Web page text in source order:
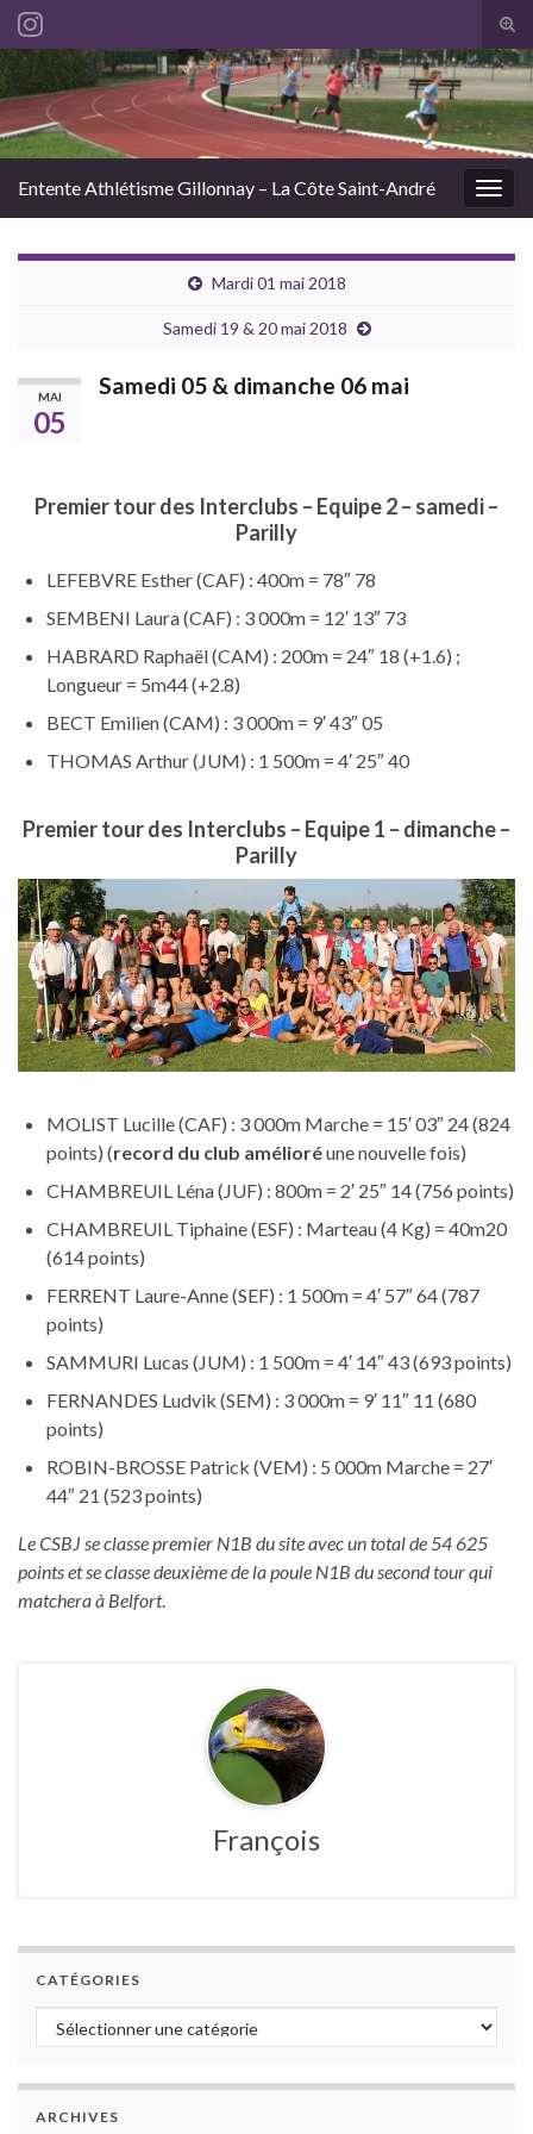
Search for:
Entente Athlétisme Gillonnay – La Côte Saint-André
Mardi 01 mai 2018
Samedi 19 & 20 mai 2018
MAI
05
Samedi 05 & dimanche 06 mai
Premier tour des Interclubs – Equipe 2 – samedi –
Parilly
LEFEBVRE Esther (CAF) : 400m = 78″ 78
SEMBENI Laura (CAF) : 3 000m = 12′ 13″ 73
HABRARD Raphaël (CAM) : 200m = 24″ 18 (+1.6) ;
Longueur = 5m44 (+2.8)
BECT Emilien (CAM) : 3 000m = 9′ 43″ 05
THOMAS Arthur (JUM) : 1 500m = 4′ 25″ 40
Premier tour des Interclubs – Equipe 1 – dimanche –
Parilly
MOLIST Lucille (CAF) : 3 000m Marche = 15′ 03″ 24 (824
points) (record du club amélioréune nouvelle fois)
CHAMBREUIL Léna (JUF) : 800m = 2′ 25″ 14 (756 points)
CHAMBREUIL Tiphaine (ESF) : Marteau (4 Kg) = 40m20
(614 points)
FERRENT Laure-Anne (SEF) : 1 500m = 4′ 57″ 64 (787
points)
SAMMURI Lucas (JUM) : 1 500m = 4′ 14″ 43 (693 points)
FERNANDES Ludvik (SEM) : 3 000m = 9′ 11″ 11 (680
points)
ROBIN-BROSSE Patrick (VEM) : 5 000m Marche = 27′
44″ 21 (523 points)
Le CSBJ se classe premier N1B du site avec un total de 54 625
points et se classe deuxième de la poule N1B du second tour qui
matchera à Belfort.
François
CATÉGORIES
Catégories
ARCHIVES